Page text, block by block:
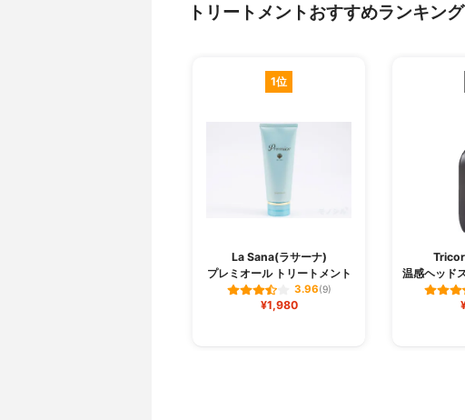
トリートメントおすすめランキング
1位
La Sana(ラサーナ)
プレミオール トリートメント
3.96(9)
¥1,980
温感ヘッド